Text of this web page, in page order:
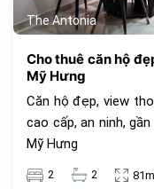
The Antonia
Cho thuê căn hộ
Mỹ Hưng
Căn hộ đẹp, view
cao cấp, an ninh,
Mỹ Hưng
2 2 81m